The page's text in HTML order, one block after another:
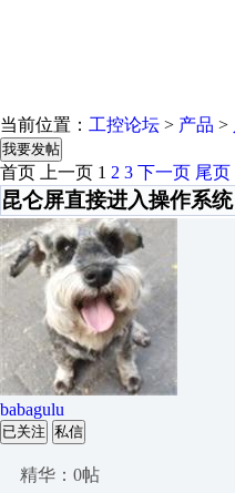
当前位置： 工控论坛 > 产品 >
我要发帖
首页 上一页 1 2 3 下一页 尾页
昆仑屏直接进入操作系统
babagulu
已关注 私信
精华：0帖